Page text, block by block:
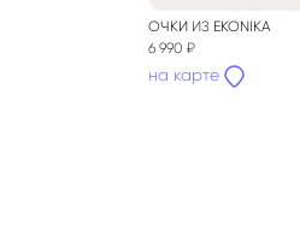
ОЧКИ ИЗ EKONIKA
6 990 ₽
на карте